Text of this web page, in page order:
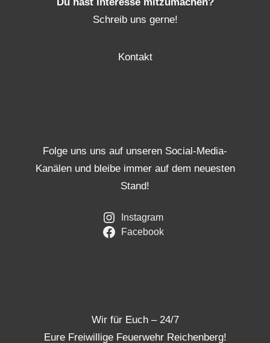
Schreib uns gerne!
Kontakt
Folge uns uns auf unseren Social-Media-
Kanälen und bleibe immer auf dem neuesten
Stand!
Instagram
Facebook
Wir für Euch – 24/7
Eure Freiwillige Feuerwehr Reichenberg!